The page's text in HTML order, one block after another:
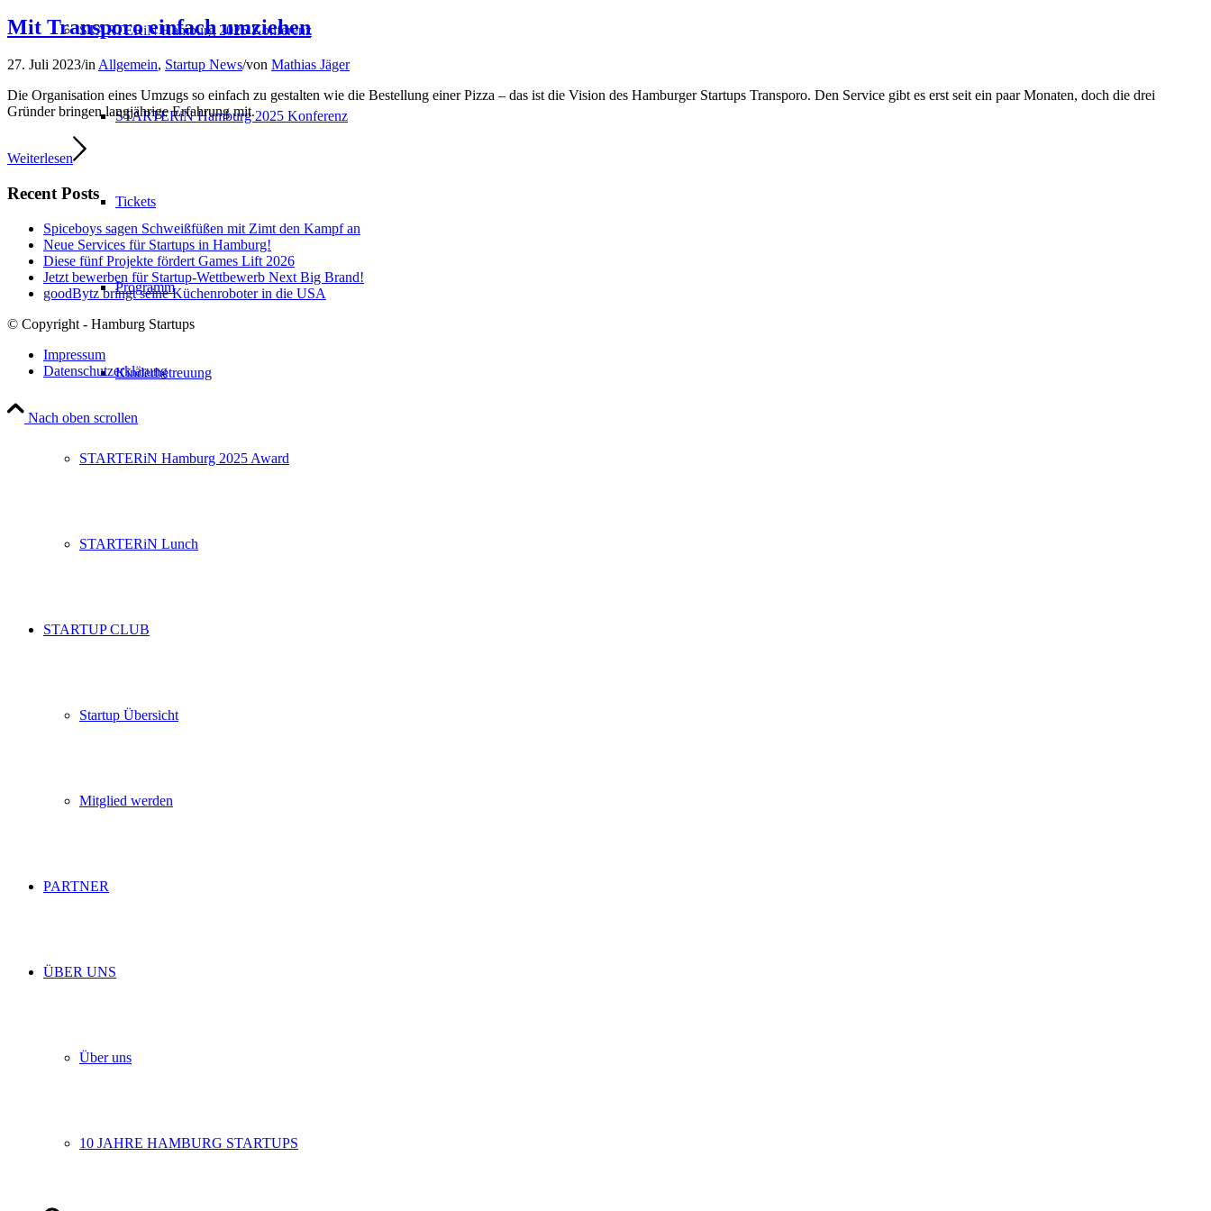
STARTERiN Hamburg 2025 Konferenz
STARTERiN Hamburg 2025 Konferenz
Tickets
Programm
Kinderbetreuung
STARTERiN Hamburg 2025 Award
STARTERiN Lunch
STARTUP CLUB
Startup Übersicht
Mitglied werden
PARTNER
ÜBER UNS
Über uns
10 JAHRE HAMBURG STARTUPS
Mit Transporo einfach umziehen
27. Juli 2023/inAllgemein, Startup News/von Mathias Jäger
Die Organisation eines Umzugs so einfach zu gestalten wie die Bestellung einer Pizza – das ist die Vision des Hamburger Startups Transporo. Den Service gibt es erst seit ein paar Monaten, doch die drei
Gründer bringen langjährige Erfahrung mit.
Weiterlesen
Recent Posts
Spiceboys sagen Schweißfüßen mit Zimt den Kampf an
Neue Services für Startups in Hamburg!
Diese fünf Projekte fördert Games Lift 2026
Jetzt bewerben für Startup-Wettbewerb Next Big Brand!
goodBytz bringt seine Küchenroboter in die USA
© Copyright - Hamburg Startups
Impressum
Datenschutzerklärung
Nach oben scrollen